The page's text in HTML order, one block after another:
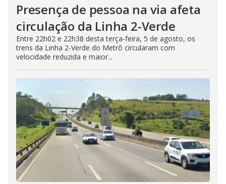
Presença de pessoa na via afeta
circulação da Linha 2-Verde
Entre 22h02 e 22h38 desta terça-feira, 5 de agosto, os
trens da Linha 2-Verde do Metrô circularam com
velocidade reduzida e maior...